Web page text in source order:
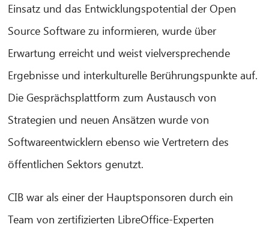
Einsatz und das Entwicklungspotential der Open
Source Software zu informieren, wurde über
Erwartung erreicht und weist vielversprechende
Ergebnisse und interkulturelle Berührungspunkte auf.
Die Gesprächsplattform zum Austausch von
Strategien und neuen Ansätzen wurde von
Softwareentwicklern ebenso wie Vertretern des
öffentlichen Sektors genutzt.
CIB war als einer der Hauptsponsoren durch ein
Team von zertifizierten LibreOffice-Experten
CIB AI ChatBot